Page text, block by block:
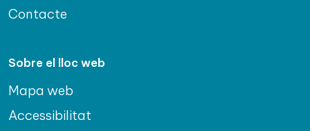
Contacte
Sobre el lloc web
Mapa web
Accessibilitat